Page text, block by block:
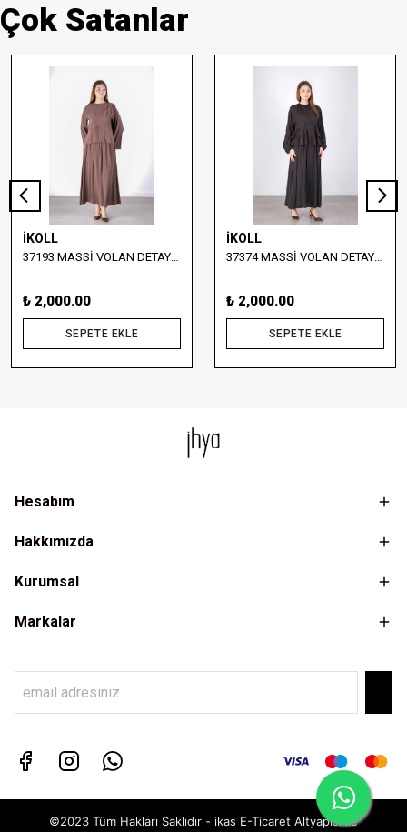
Çok Satanlar
İKOLL
37193 MASSİ VOLAN DETAYLI BLUZ VE ETEK TAKIM
₺ 2,000.00
SEPETE EKLE
İKOLL
37374 MASSİ VOLAN DETAYLI BLUZ VE UZUN ETEK TAKIM
₺ 2,000.00
SEPETE EKLE
Hesabım
Hakkımızda
Kurumsal
Markalar
©2023 Tüm Hakları Saklıdır - ikas E-Ticaret Altyapısı ile